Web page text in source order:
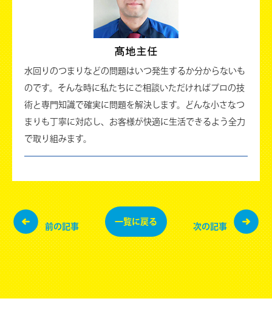
水回りのつまりなどの問題はいつ発生するか分からないも
のです。そんな時に私たちにご相談いただければプロの技
術と専門知識で確実に問題を解決します。どんな小さなつ
まりも丁寧に対応し、お客様が快適に生活できるよう全力
で取り組みます。
前の記事
一覧に戻る
次の記事